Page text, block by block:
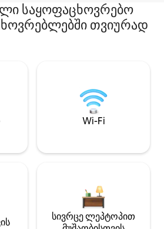
საყოფაცხოვრებო
თვიურად
Wi-Fi
სივრცე ლეპტოპით